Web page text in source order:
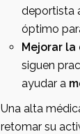
deportista a
óptimo
Mejorar
siguen
ayudar a
Una alta médica no implica
retomar su